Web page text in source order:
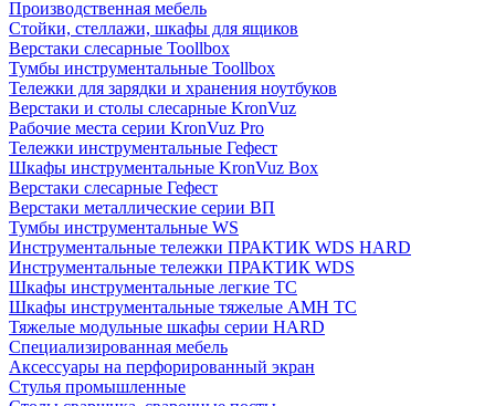
Производственная мебель
Стойки, стеллажи, шкафы для ящиков
Верстаки слесарные Toollbox
Тумбы инструментальные Toollbox
Тележки для зарядки и хранения ноутбуков
Верстаки и столы слесарные KronVuz
Рабочие места серии KronVuz Pro
Тележки инструментальные Гефест
Шкафы инструментальные KronVuz Box
Верстаки слесарные Гефест
Верстаки металлические серии ВП
Тумбы инструментальные WS
Инструментальные тележки ПРАКТИК WDS HARD
Инструментальные тележки ПРАКТИК WDS
Шкафы инструментальные легкие ТС
Шкафы инструментальные тяжелые AMH TC
Тяжелые модульные шкафы серии HARD
Cпециализированная мебель
Аксессуары на перфорированный экран
Стулья промышленные